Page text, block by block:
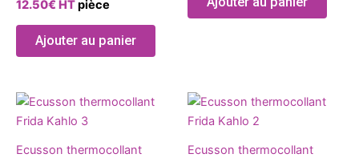
12.50€ HTpièce
Ajouter au panier
Ecusson thermocollant
Ecusson thermocollant